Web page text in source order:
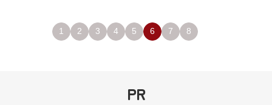
1 2 3 4 5 6 7 8
PR